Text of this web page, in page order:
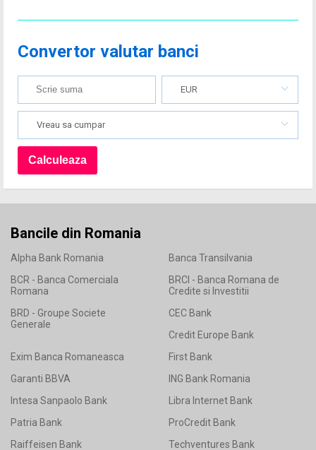
Convertor valutar banci
EUR
Vreau sa cumpar
Bancile din Romania
Alpha Bank Romania
Banca Transilvania
BCR - Banca Comerciala
Romana
BRCI - Banca Romana de
Credite si Investitii
BRD - Groupe Societe
Generale
CEC Bank
Credit Europe Bank
Exim Banca Romaneasca
First Bank
Garanti BBVA
ING Bank Romania
Intesa Sanpaolo Bank
Libra Internet Bank
Patria Bank
ProCredit Bank
Raiffeisen Bank
Techventures Bank